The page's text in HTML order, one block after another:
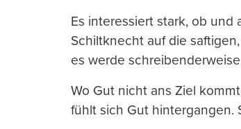
Es interessiert stark, ob und
Schiltknecht auf die
es werde
Wo Gut nicht ans Ziel
fühlt sich Gut hintergangen.